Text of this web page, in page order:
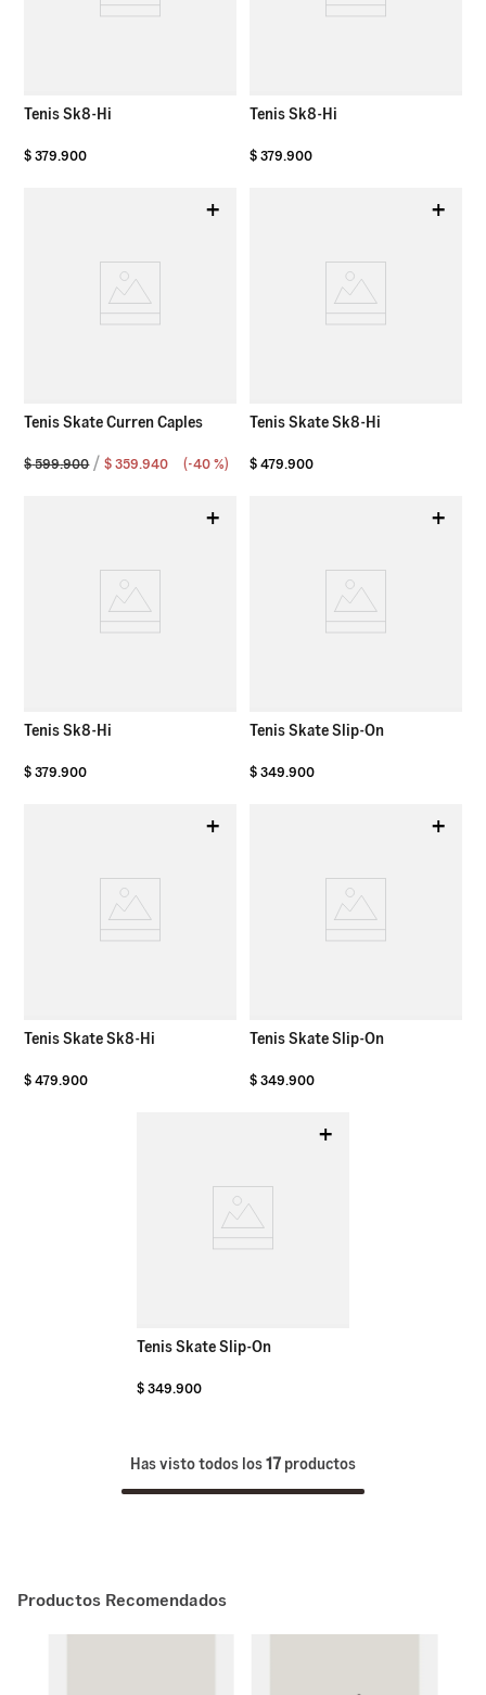
Tenis Sk8-Hi
$ 379.900
Tenis Sk8-Hi
$ 379.900
+
Tenis Skate Curren Caples
$ 599.900 $ 359.940 (-40 %)
+
Tenis Skate Sk8-Hi
$ 479.900
+
Tenis Sk8-Hi
$ 379.900
+
Tenis Skate Slip-On
$ 349.900
+
Tenis Skate Sk8-Hi
$ 479.900
+
Tenis Skate Slip-On
$ 349.900
+
Tenis Skate Slip-On
$ 349.900
Has visto todos los17 productos
Productos Recomendados